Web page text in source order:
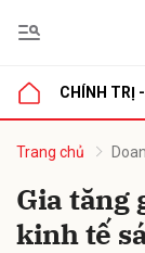
CHÍNH TRỊ -
Trang chủ
Gia tăng
kinh tế
luận